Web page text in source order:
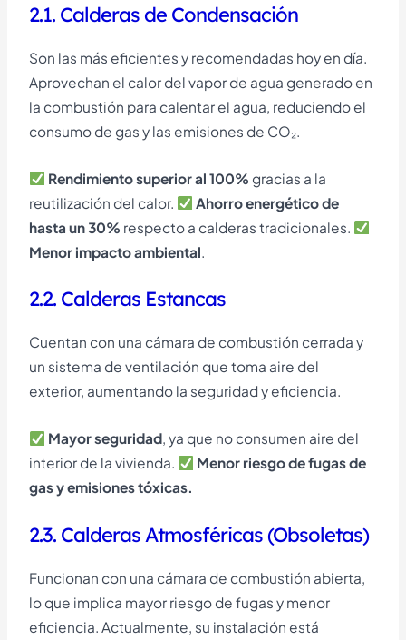
2.1. Calderas de Condensación
Son las más eficientes y recomendadas hoy en día.
Aprovechan el calor del vapor de agua generado en
la combustión para calentar el agua, reduciendo el
consumo de gas y las emisiones de CO₂.
Rendimiento superior al 100% gracias a la
reutilización del calor.
Ahorro energético de
hasta un 30% respecto a calderas tradicionales.
Menor impacto ambiental
2.2. Calderas Estancas
Cuentan con una cámara de combustión cerrada y
un sistema de ventilación que toma aire del
exterior, aumentando la seguridad y eficiencia.
Mayor seguridad, ya que no consumen aire del
interior de la vivienda.
Menor riesgo de fugas de
gas y emisiones tóxicas.
2.3. Calderas Atmosféricas (Obsoletas)
Funcionan con una cámara de combustión abierta,
lo que implica mayor riesgo de fugas y menor
eficiencia. Actualmente, su instalación está